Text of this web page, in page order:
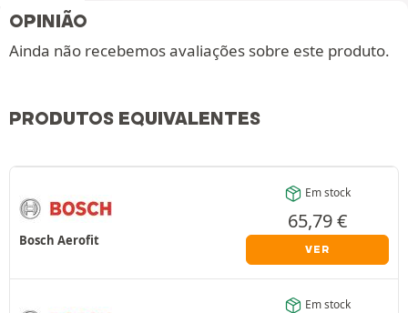
OPINIÃO
Ainda não recebemos avaliações sobre este produto.
PRODUTOS EQUIVALENTES
Bosch Aerofit
Em stock
65,79€
VER
Em stock